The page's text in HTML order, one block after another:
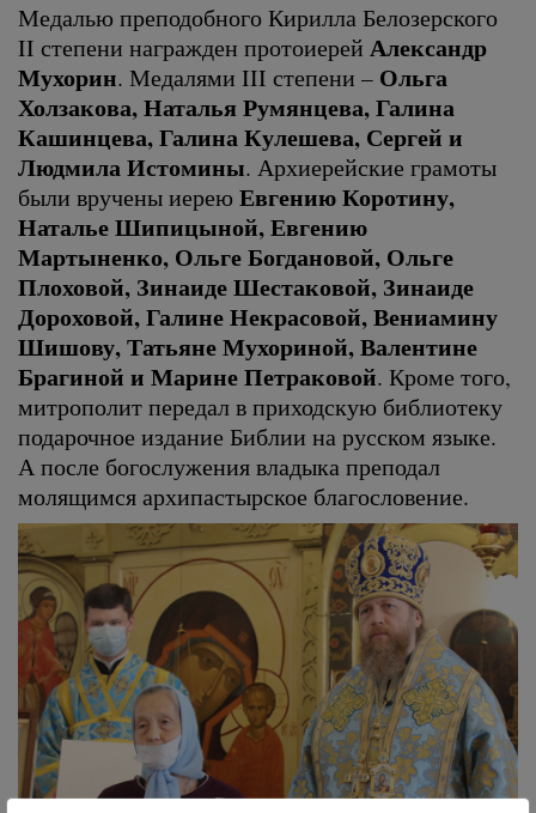
Медалью преподобного Кирилла Белозерского
II степени награжден протоиерей Александр
Мухорин. Медалями III степени – Ольга
Холзакова, Наталья Румянцева, Галина
Кашинцева, Галина Кулешева, Сергей и
Людмила Истомины. Архиерейские грамоты
были вручены иерею Евгению Коротину,
Наталье Шипицыной, Евгению
Мартыненко, Ольге Богдановой, Ольге
Плоховой, Зинаиде Шестаковой, Зинаиде
Дороховой, Галине Некрасовой, Вениамину
Шишову, Татьяне Мухориной, Валентине
Брагиной и Марине Петраковой. Кроме того,
митрополит передал в приходскую библиотеку
подарочное издание Библии на русском языке.
А после богослужения владыка преподал
молящимся архипастырское благословение.